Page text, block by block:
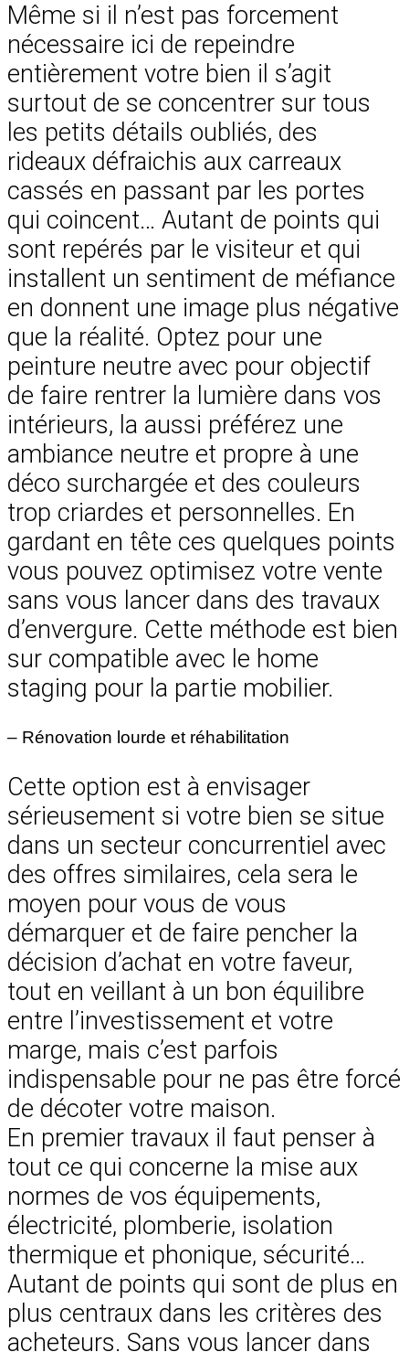
Même si il n’est pas forcement
nécessaire ici de repeindre
entièrement votre bien il s’agit
surtout de se concentrer sur tous
les petits détails oubliés, des
rideaux défraichis aux carreaux
cassés en passant par les portes
qui coincent… Autant de points qui
sont repérés par le visiteur et qui
installent un sentiment de méfiance
en donnent une image plus négative
que la réalité. Optez pour une
peinture neutre avec pour objectif
de faire rentrer la lumière dans vos
intérieurs, la aussi préférez une
ambiance neutre et propre à une
déco surchargée et des couleurs
trop criardes et personnelles. En
gardant en tête ces quelques points
vous pouvez optimisez votre vente
sans vous lancer dans des travaux
d’envergure. Cette méthode est bien
sur compatible avec le home
staging pour la partie mobilier.
– Rénovation lourde et réhabilitation
Cette option est à envisager
sérieusement si votre bien se situe
dans un secteur concurrentiel avec
des offres similaires, cela sera le
moyen pour vous de vous
démarquer et de faire pencher la
décision d’achat en votre faveur,
tout en veillant à un bon équilibre
entre l’investissement et votre
marge, mais c’est parfois
indispensable pour ne pas être forcé
de décoter votre maison.
En premier travaux il faut penser à
tout ce qui concerne la mise aux
normes de vos équipements,
électricité, plomberie, isolation
thermique et phonique, sécurité…
Autant de points qui sont de plus en
plus centraux dans les critères des
acheteurs. Sans vous lancer dans